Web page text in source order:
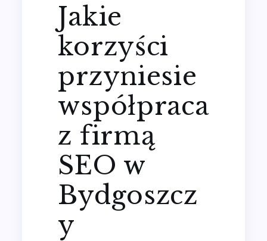
Jakie
korzyści
przyniesie
współpraca
z firmą
SEO w
Bydgoszcz
y